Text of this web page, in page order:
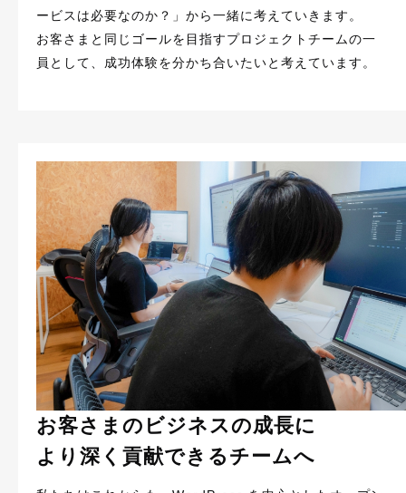
ービスは必要なのか？」から一緒に考えていきます。
お客さまと同じゴールを目指すプロジェクトチームの一
員として、成功体験を分かち合いたいと考えています。
お客さまのビジネスの成長に
より深く貢献できるチームへ